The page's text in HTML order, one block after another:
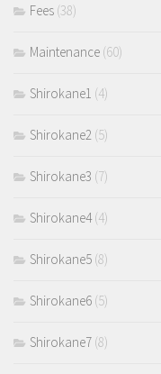
Fees (38)
Maintenance (60)
Shirokane1 (4)
Shirokane2 (5)
Shirokane3 (7)
Shirokane4(4)
Shirokane5 (8)
Shirokane6 (5)
Shirokane7 (8)